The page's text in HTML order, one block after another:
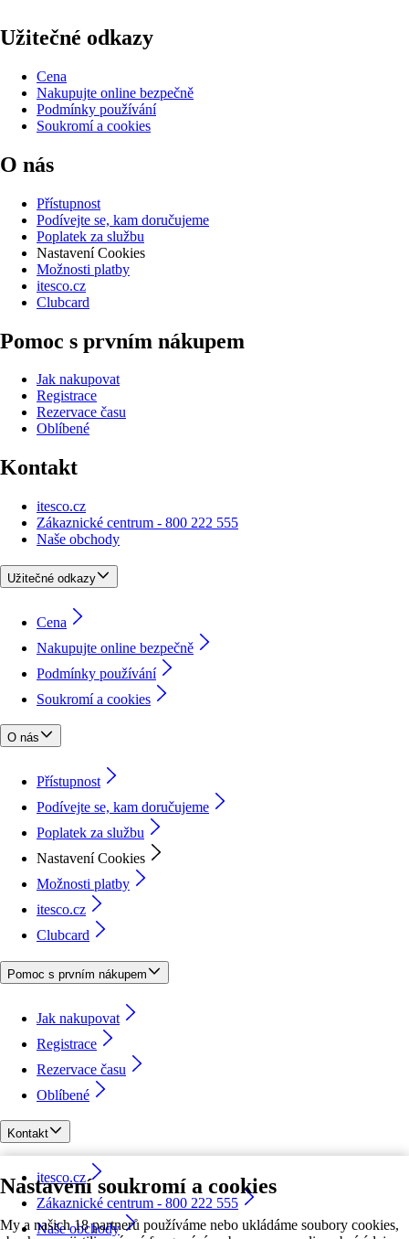
Nastavení soukromí a cookies
My a našich 18 partnerů používáme nebo ukládáme soubory cookies,
Užitečné odkazy
Cena
Nakupujte online bezpečně
Podmínky používání
Soukromí a cookies
O nás
Přístupnost
Podívejte se, kam doručujeme
Poplatek za službu
Nastavení Cookies
Možnosti platby
itesco.cz
Clubcard
Pomoc s prvním nákupem
Jak nakupovat
Registrace
Rezervace času
Oblíbené
Kontakt
itesco.cz
Zákaznické centrum - 800 222 555
Naše obchody
Užitečné odkazy
Cena
Nakupujte online bezpečně
Podmínky používání
Soukromí a cookies
O nás
Přístupnost
Podívejte se, kam doručujeme
Poplatek za službu
Nastavení Cookies
Možnosti platby
itesco.cz
Clubcard
Pomoc s prvním nákupem
Jak nakupovat
Registrace
Rezervace času
Oblíbené
Kontakt
itesco.cz
Zákaznické centrum - 800 222 555
Naše obchody